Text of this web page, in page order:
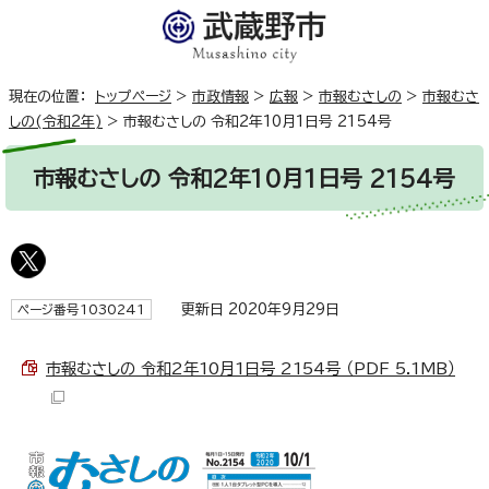
現在の位置： トップページ > 市政情報 > 広報 > 市報むさしの > 市報むさ
しの(令和2年) > 市報むさしの 令和2年10月1日号 2154号
市報むさしの 令和2年10月1日号 2154号
ページ番号1030241 更新日 2020年9月29日
市報むさしの 令和2年10月1日号 2154号 （PDF 5.1MB）